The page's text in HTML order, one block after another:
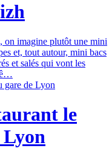
on imagine plutôt une mini
et, tout autour, mini bacs
et salés qui vont les
le